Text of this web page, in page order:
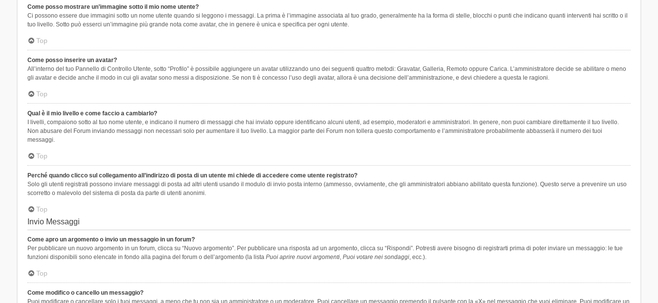
Come posso mostrare un’immagine sotto il mio nome utente?
Ci possono essere due immagini sotto un nome utente quando si leggono i messaggi. La prima è l’immagine associata al tuo grado, generalmente ha la forma di stelle, blocchi o punti che indicano quanti interventi hai scritto o il
tuo livello. Sotto può esserci un’immagine più grande nota come avatar, che in genere è unica e specifica per ogni utente.
Top
Come posso inserire un avatar?
All’interno del tuo Pannello di Controllo Utente, sotto “Profilo” è possibile aggiungere un avatar utilizzando uno dei seguenti quattro metodi: Gravatar, Galleria, Remoto oppure Carica. L’amministratore decide se abilitare o meno
gli avatar e decide anche il modo in cui gli avatar sono messi a disposizione. Se non ti è concesso l’uso degli avatar, allora è una decisione dell’amministrazione, e devi chiedere a questa le ragioni.
Top
Qual è il mio livello e come faccio a cambiarlo?
I livelli, compaiono sotto al tuo nome utente, e indicano il numero di messaggi che hai inviato oppure identificano alcuni utenti, ad esempio, moderatori e amministratori. In genere, non puoi cambiare direttamente il tuo livello.
Non abusare del Forum inviando messaggi non necessari solo per aumentare il tuo livello. La maggior parte dei Forum non tollera questo comportamento e l’amministratore probabilmente abbasserà il numero dei tuoi
messaggi.
Top
Perché quando clicco sul collegamento all’indirizzo di posta di un utente mi chiede di accedere come utente registrato?
Solo gli utenti registrati possono inviare messaggi di posta ad altri utenti usando il modulo di invio posta interno (ammesso, ovviamente, che gli amministratori abbiano abilitato questa funzione). Questo serve a prevenire un uso
scorretto o malevolo del sistema di posta da parte di utenti anonimi.
Top
Invio Messaggi
Come apro un argomento o invio un messaggio in un forum?
Per pubblicare un nuovo argomento in un forum, clicca su “Nuovo argomento”. Per pubblicare una risposta ad un argomento, clicca su “Rispondi”. Potresti avere bisogno di registrarti prima di poter inviare un messaggio: le tue
funzioni disponibili sono elencate in fondo alla pagina del forum o dell’argomento (la lista Puoi aprire nuovi argomenti, Puoi votare nei sondaggi, ecc.).
Top
Come modifico o cancello un messaggio?
Puoi modificare o cancellare solo i tuoi messaggi, a meno che tu non sia un amministratore o un moderatore. Puoi cancellare un messaggio premendo il pulsante con la «X» nel messaggio che vuoi eliminare. Puoi modificare un